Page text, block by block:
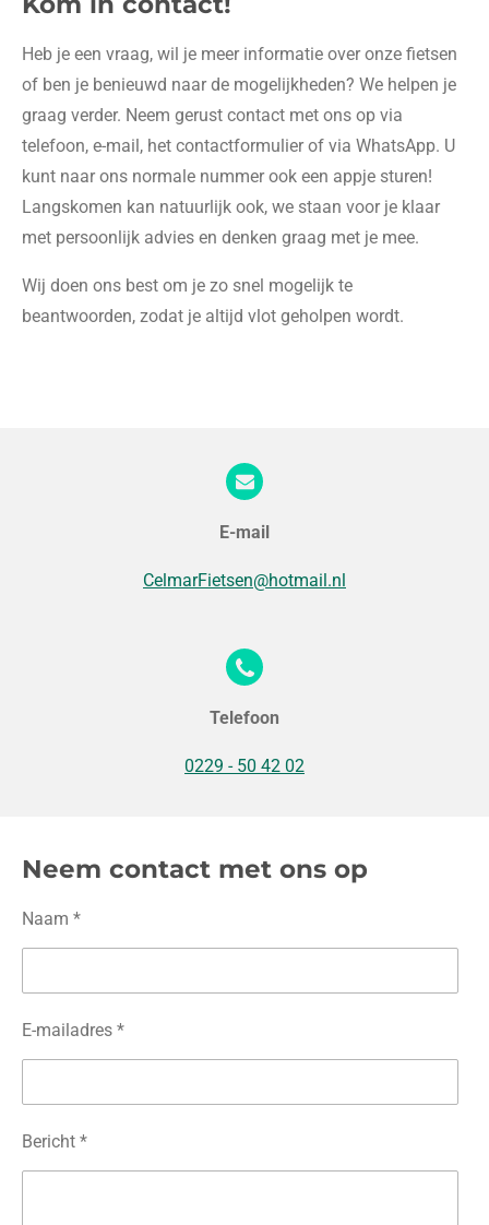
Heb je een vraag, wil je meer informatie over onze fietsen
of ben je benieuwd naar de mogelijkheden? We helpen je
graag verder. Neem gerust contact met ons op via
telefoon, e-mail, het contactformulier of via WhatsApp. U
kunt naar ons normale nummer ook een appje sturen!
Langskomen kan natuurlijk ook, we staan voor je klaar
met persoonlijk advies en denken graag met je mee.
Wij doen ons best om je zo snel mogelijk te
beantwoorden, zodat je altijd vlot geholpen wordt.
E-mail
CelmarFietsen@hotmail.nl
Telefoon
0229 - 50 42 02
Neem contact met ons op
Naam *
E-mailadres *
Bericht *